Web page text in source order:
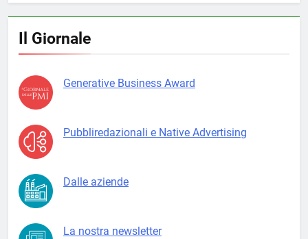
Il Giornale
Generative Business Award
Pubbliredazionali e Native Advertising
Dalle aziende
La nostra newsletter